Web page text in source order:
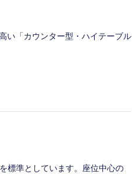
い「カウンター型・ハイテーブル
標準としています。座位中心の